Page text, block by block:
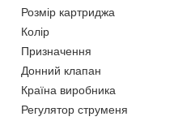
Розмір картриджа
Колір
Призначення
Донний клапан
Країна виробника
Регулятор струменя